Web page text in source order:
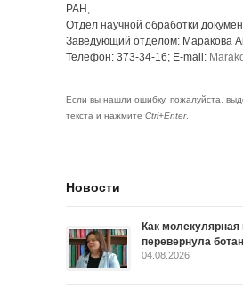
РАН,
Отдел научной обработки
Заведующий отделом: Маракова
Телефон: 373-34-16; E-mail:
Если вы нашли ошибку, пожалуйста,
текста и нажмите Ctrl+Enter.
Новости
Как молекулярная
перевернула
04.08.2026